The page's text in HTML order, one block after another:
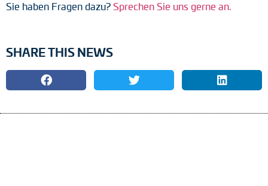
Sie haben Fragen dazu? Sprechen Sie uns gerne an.
SHARE THIS NEWS